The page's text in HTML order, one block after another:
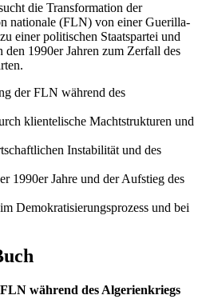
die Transformation der
nationale (FLN) von einer Guerilla-
einer politischen Staatspartei und
1990er Jahren zum Zerfall des
der FLN während des
klientelische Machtstrukturen und
Instabilität und des
1990er Jahre und der Aufstieg des
Demokratisierungsprozess und bei
während des Algerienkriegs